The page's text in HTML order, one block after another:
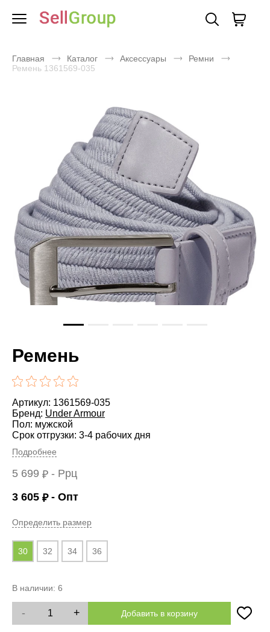
Главная Каталог Аксессуары
Ремни
Ремень 1361569-035
Ремень
Артикул: 1361569-035
Бренд: Under Armour
Пол: мужской
Срок отгрузки: 3-4 рабочих дня
Подробнее
5 699 ₽ - Ррц
3 605 ₽- Опт
Определить размер
30 32 34 36
В наличии: 6
- + Добавить в корзину